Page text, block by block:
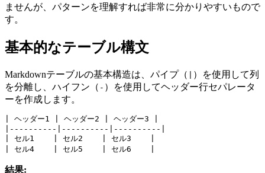
ませんが、パターンを理解すれば非常に分かりやすいもので
す。
基本的なテーブル構文
Markdownテーブルの基本構造は、パイプ（
）を使用して列
を分離し、ハイフン（ - ）を使用してヘッダー行セパレータ
ーを作成します。
| ヘッダー1 | ヘッダー2 | ヘッダー3 |
|----------|----------|----------|
| セル1    | セル2    | セル3    |
| セル4    | セル5    | セル6    |
結果: